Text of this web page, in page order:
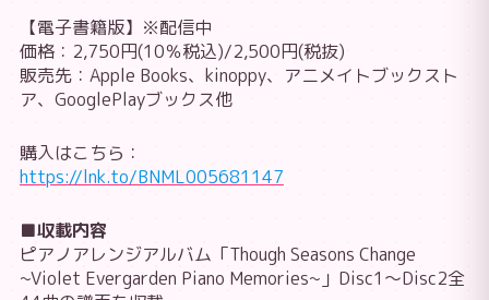
【電子書籍版】※配信中
価格：2,750円(10％税込)/2,500円(税抜)
販売先：Apple Books、kinoppy、アニメイトブックスト
ア、GooglePlayブックス他
購入はこちら：
https://lnk.to/BNML005681147
■収載内容
ピアノアレンジアルバム「Though Seasons Change
~Violet Evergarden Piano Memories~」Disc1～Disc2全